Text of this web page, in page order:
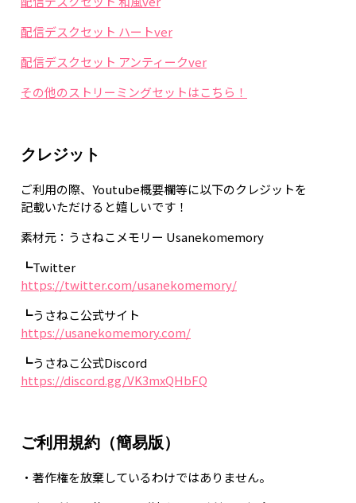
配信デスクセット ハートver
配信デスクセット アンティークver
その他のストリーミングセットはこちら！
クレジット
ご利用の際、Youtube概要欄等に以下のクレジットを
記載いただけると嬉しいです！
素材元：うさねこメモリー Usanekomemory
┗Twitter
https://twitter.com/usanekomemory/
┗うさねこ公式サイト
https://usanekomemory.com/
┗うさねこ公式Discord
https://discord.gg/VK3mxQHbFQ
ご利用規約（簡易版）
・著作権を放棄しているわけではありません。